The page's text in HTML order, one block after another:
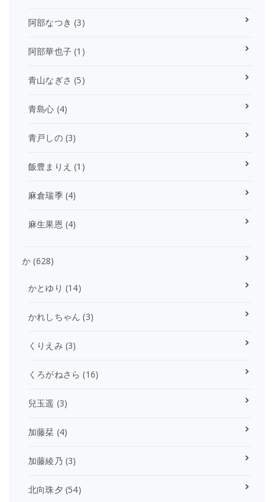
阿部なつき (3)
阿部華也子 (1)
青山なぎさ (5)
青島心 (4)
青戸しの(3)
飯豊まりえ (1)
麻倉瑞季(4)
麻生果恩 (4)
か (628)
かとゆり (14)
かれしちゃん (3)
くりえみ (3)
くろがねさら (16)
兒玉遥 (3)
加藤栞 (4)
加藤綾乃 (3)
北向珠夕 (54)